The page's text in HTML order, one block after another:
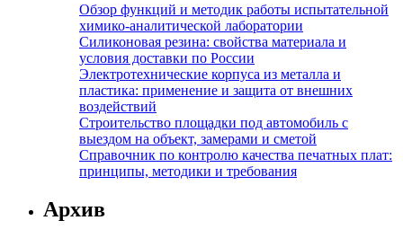
Обзор функций и методик работы испытательной
химико-аналитической лаборатории
Силиконовая резина: свойства материала и
условия доставки по России
Электротехнические корпуса из металла и
пластика: применение и защита от внешних
воздействий
Строительство площадки под автомобиль с
выездом на объект, замерами и сметой
Справочник по контролю качества печатных плат:
принципы, методики и требования
Архив